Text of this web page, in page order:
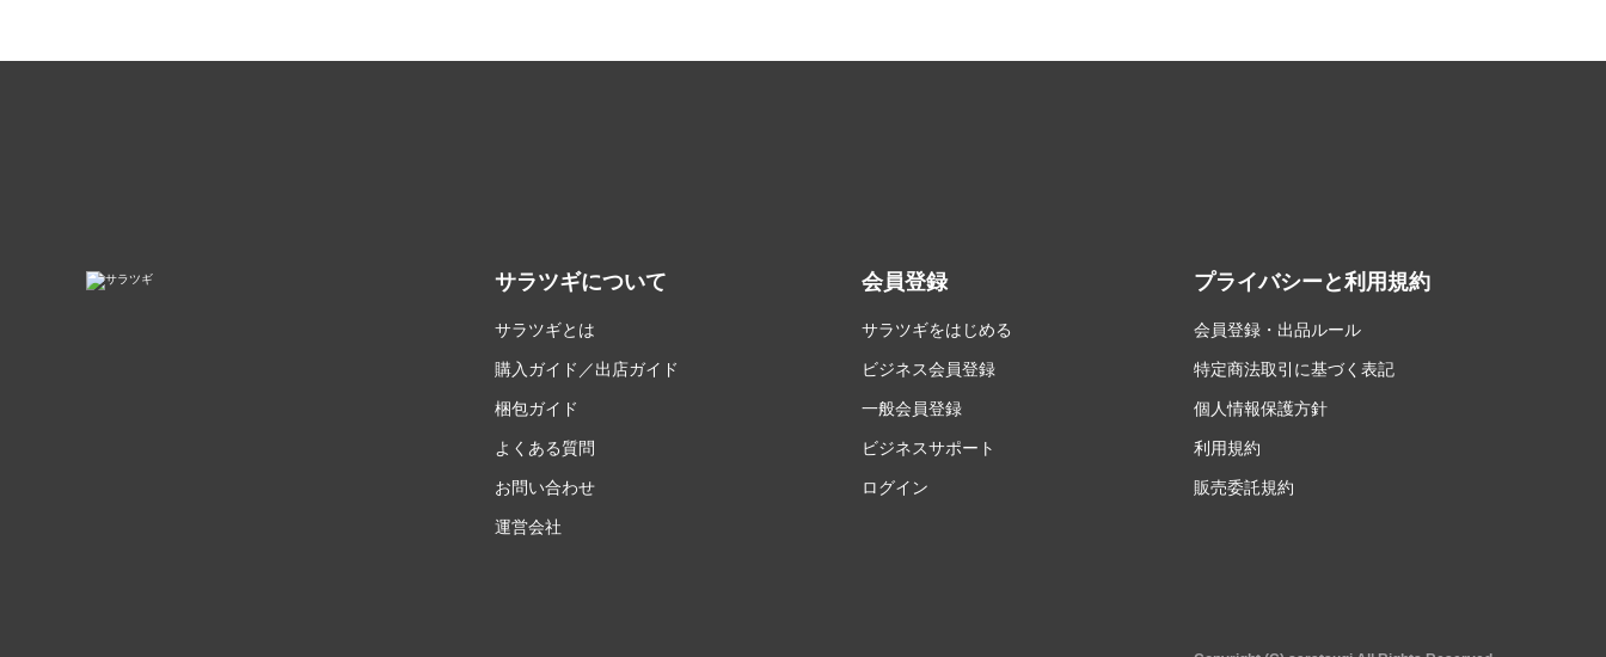
サラツギについて
サラツギとは
購入ガイド／出店ガイド
梱包ガイド
よくある質問
お問い合わせ
運営会社
会員登録
サラツギをはじめる
ビジネス会員登録
一般会員登録
ビジネスサポート
ログイン
プライバシーと利用規約
会員登録・出品ルール
特定商法取引に基づく表記
個人情報保護方針
利用規約
販売委託規約